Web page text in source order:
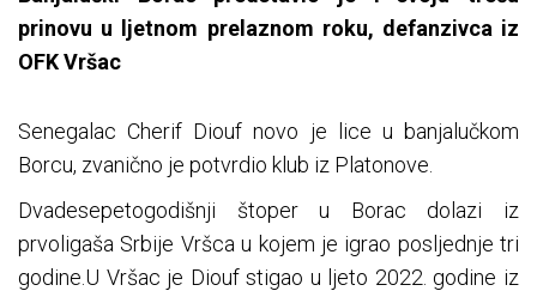
prinovu u ljetnom prelaznom roku, defanzivca iz
OFK Vršac
Senegalac Cherif Diouf novo je lice u banjalučkom
Borcu, zvanično je potvrdio klub iz Platonove.
Dvadesepetogodišnji štoper u Borac dolazi iz
prvoligaša Srbije Vršca u kojem je igrao posljednje tri
godine.U Vršac je Diouf stigao u ljeto 2022. godine iz